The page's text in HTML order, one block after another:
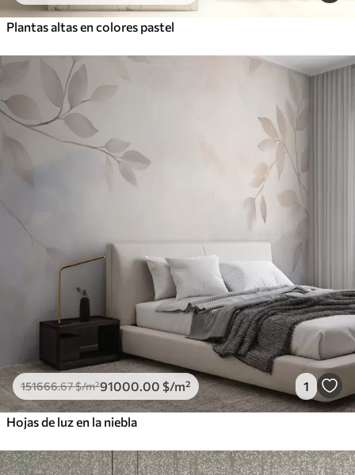
Plantas altas en colores pastel
151666.67$/m²91000 .00 $/m² 1
Hojas de luz en la niebla